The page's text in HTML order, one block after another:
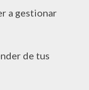
a gestionar
de tus